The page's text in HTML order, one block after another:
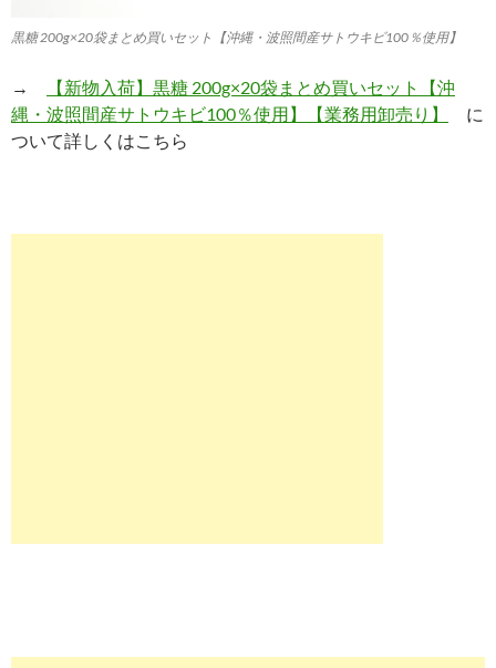
黒糖 200g×20袋まとめ買いセット【沖縄・波照間産サトウキビ100％使用】
→
【新物入荷】黒糖 200g×20袋まとめ買いセット【沖
縄・波照間産サトウキビ100％使用】【業務用卸売り】
に
ついて詳しくはこちら